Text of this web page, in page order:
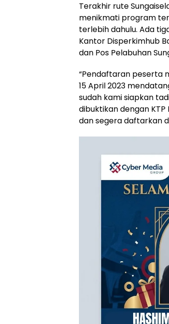
Terakhir rute
menikmati program
terlebih dahulu. Ada
Kantor Disperkimhub
dan Pos Pelabuhan
“Pendaftaran peserta
15 April 2023
sudah kami siapkan
dibuktikan dengan
dan segera daftarkan